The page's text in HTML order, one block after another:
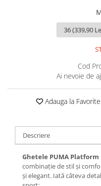
Cod
Ai nevoie de
Adauga la Favorite
Descriere
Ghetele PUMA
combinație de stil și
și elegant. Iată câteva